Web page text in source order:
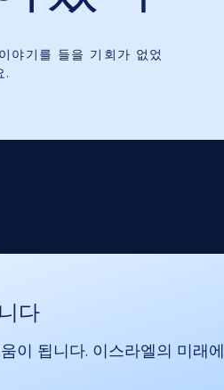
야기를 들을 기회가 없었
.
다
이 됩니다. 이스라엘의 미래에